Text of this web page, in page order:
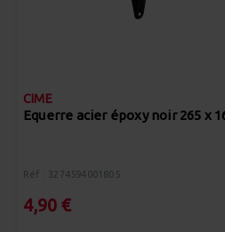
CIME
Equerre acier époxy noir 265 x
Réf : 3274594001805
4,90 €